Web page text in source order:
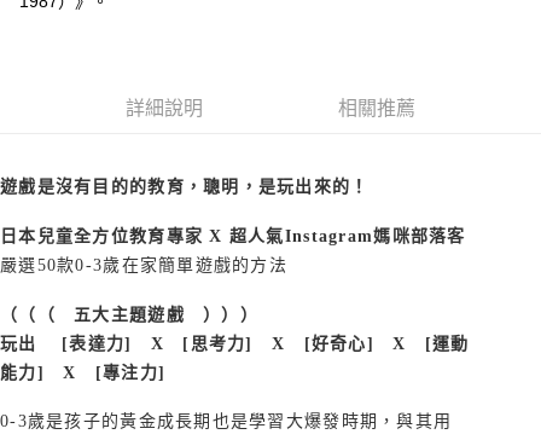
詳細說明 相關推薦
遊戲是沒有目的的教育，聰明，是玩出來的！
日本兒童全方位教育專家 X 超人氣Instagram媽咪部落客
嚴選50款0-3歲在家簡單遊戲的方法
（（（ 五大主題遊戲 ）））
玩出 [表達力] X [思考力] X [好奇心] X [運動
能力] X [專注力]
0-3歲是孩子的黃金成長期也是學習大爆發時期，與其用